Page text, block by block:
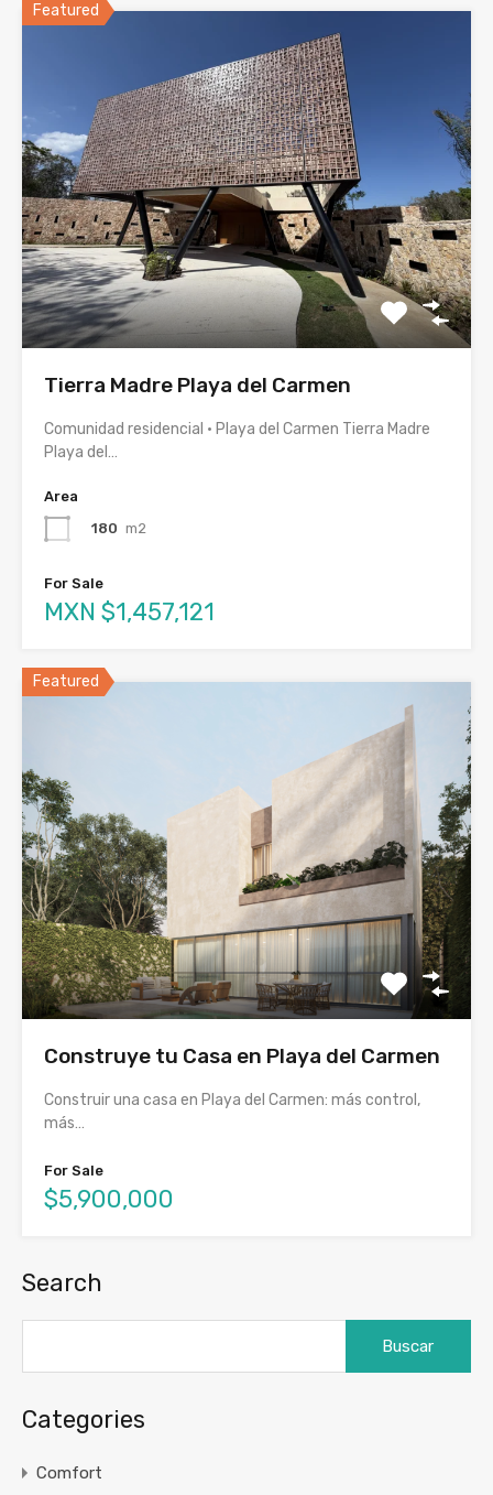
Featured
Tierra Madre Playa del Carmen
Comunidad residencial · Playa del Carmen Tierra Madre
Playa del…
Area
180 m2
For Sale
MXN $1,457,121
Featured
Construye tu Casa en Playa del Carmen
Construir una casa en Playa del Carmen: más control,
más…
For Sale
$5,900,000
Search
Categories
Comfort